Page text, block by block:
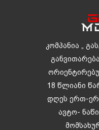
კომპანია „
18 წლიანი
დღეს ერთ-
ავტო-